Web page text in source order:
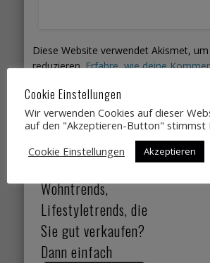
Diese Website verwendet Akismet,
reduzieren.Erfahre, wie deine
Sie suchen
Designtrends,
Wohntrends,
Lifestyletrends, die
Sie gut verkaufen?
Dann einfach
Cookie Einstellungen
Wir verwenden Cookies auf dieser
auf den "Akzeptieren-Button" stimmst
Cookie Einstellungen
Akzeptieren